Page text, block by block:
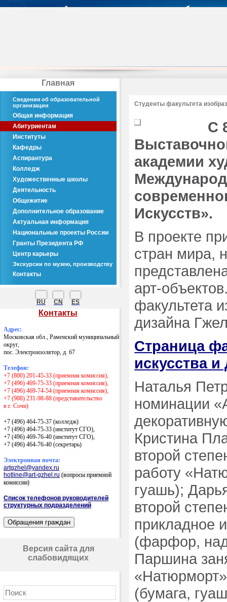
Главная
Сведения об образовательной
организации
Общая информация
Абитуриентам
Институты
Кафедры
Аспирантура
Колледж
Художественные школы
Деятельность
Общежитие
Дополнительное образование
Актуальная информация
Национальные проекты России
Гранты Президента РФ
Центр карьеры
Экскурсии по музею, производству
Контакты
RU CN ES
Контакты
Адрес:
Московская обл., Раменский муниципальный
округ,
пос. Электроизолятор, д. 67
Телефон:
+7 (800) 201-45-33 (приемная комиссия),
+7 (496) 469-75-33 (приемная комиссия),
+7 (496) 469-74-54 (приемная комиссия),
+7 (988) 231-98-88 (представительство
в г. Сочи)
+7 (496) 464-75-37 (колледж)
+7 (496) 464-75-33 (институт СГО),
+7 (496) 469-76-40 (институт СГО),
+7 (496) 464-76-40 (секретарь)
Электронная почта:
artgzhel@yandex.ru
hotline@art-gzhel.ru (вопросы приемной
комиссии)
Список телефонов руководителей
структурных подразделений
Версия сайта для
слабовидящих
Студенты факультета
С
академии
Искусств».
В проекте
стран мира,
арт-
факультета
дизайна
Страница
искусства и
Наталья
номинации
Кристина
второй
работу
гуашь);
второй
прикладное
(фарфор,
Паршина
(бумага,